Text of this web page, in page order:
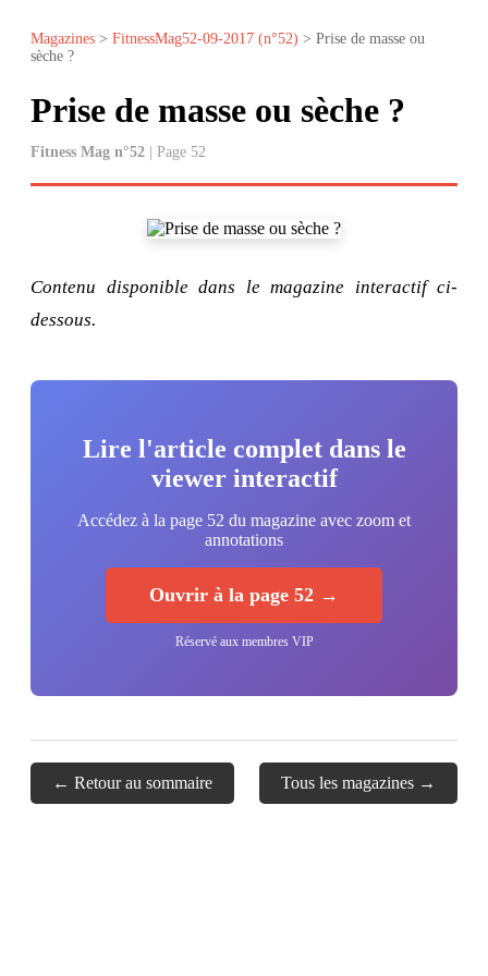
Magazines > FitnessMag52-09-2017 (n°52) > Prise de masse ou
sèche ?
Prise de masse ou sèche ?
Fitness Mag n°52 | Page 52
Contenu disponible dans le magazine interactif ci-
dessous.
Lire l'article complet dans le
viewer interactif
Accédez à la page 52 du magazine avec zoom et
annotations
Ouvrir à la page 52 →
Réservé aux membres VIP
← Retour au sommaire Tous les magazines →